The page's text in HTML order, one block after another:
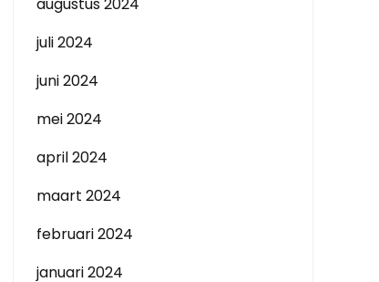
juli 2024
juni 2024
mei 2024
april 2024
maart 2024
februari 2024
januari 2024